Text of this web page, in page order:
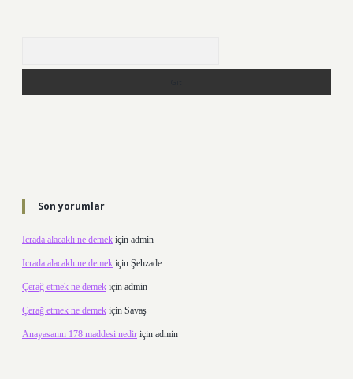
Son yorumlar
Icrada alacaklı ne demek için admin
Icrada alacaklı ne demek için Şehzade
Çerağ etmek ne demek için admin
Çerağ etmek ne demek için Savaş
Anayasanın 178 maddesi nedir için admin